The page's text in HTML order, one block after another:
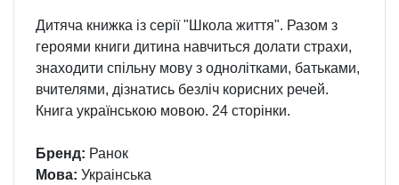
Дитяча книжка із серії "Школа життя". Разом з
героями книги дитина навчиться долати страхи,
знаходити спільну мову з однолітками, батьками,
вчителями, дізнатись безліч корисних речей.
Книга українською мовою. 24 сторінки.
Бренд: Ранок
Мова: Украінська